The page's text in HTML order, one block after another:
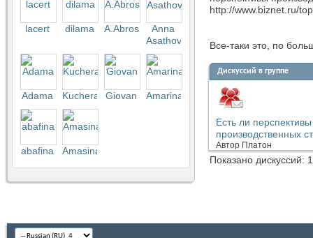
http://www.biznet.ru/
Все-таки это, по
Дискуссий в группе
Есть ли
производственных
Автор Платон
Показано дискуссий:
lacert dilama A.AbrosimovAnna
Asathova
Аdama Kuchera Giovan Amarina
abafina Amasina